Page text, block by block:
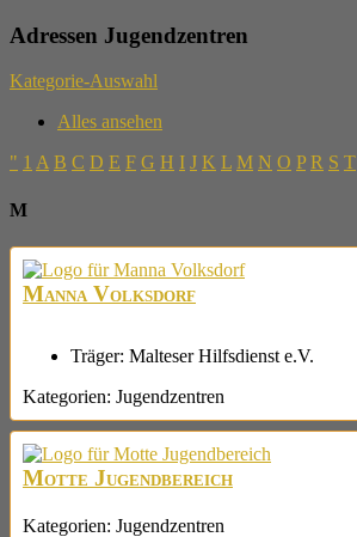
Adressen Jugendzentren
Kategorie-Auswahl
Alles ansehen
" 1 A B C D E F G H I J K L M N O P R S T
M
Manna Volksdorf
Träger: Malteser Hilfsdienst e.V.
Kategorien: Jugendzentren
Motte Jugendbereich
Kategorien: Jugendzentren